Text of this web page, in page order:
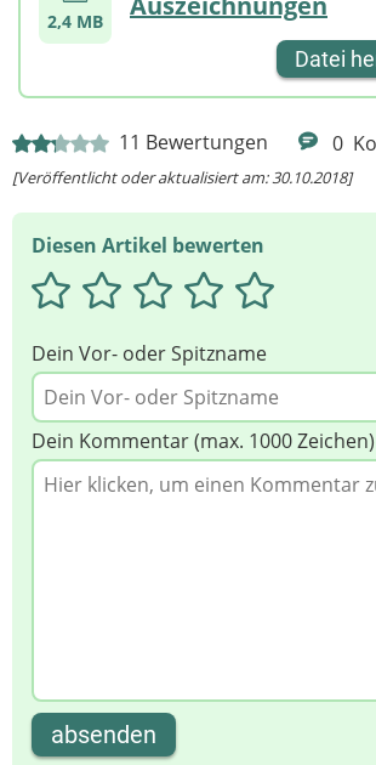
11 Bewertungen 0
[Veröffentlicht oder aktualisiert am: 30.10.2018]
Diesen Artikel bewerten
Dein Vor- oder Spitzname
Dein Kommentar (max. 1000 Zeichen)
absenden
2,4 MB
Datei